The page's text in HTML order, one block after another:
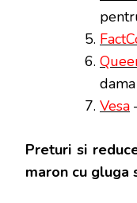
Vesa
Preturi si
maron cu gluga